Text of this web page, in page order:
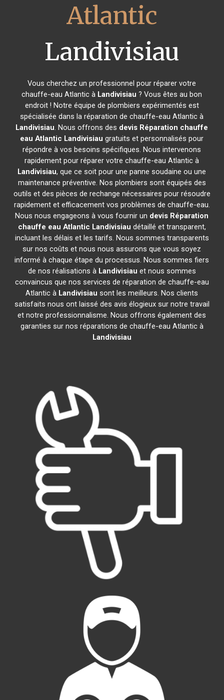
Atlantic
Landivisiau
Vous cherchez un professionnel pour réparer votre
chauffe-eau Atlantic à Landivisiau ? Vous êtes au bon
endroit ! Notre équipe de plombiers expérimentés est
spécialisée dans la réparation de chauffe-eau Atlantic à
Landivisiau. Nous offrons des devis Réparation chauffe
eau Atlantic Landivisiau gratuits et personnalisés pour
répondre à vos besoins spécifiques. Nous intervenons
rapidement pour réparer votre chauffe-eau Atlantic à
Landivisiau, que ce soit pour une panne soudaine ou une
maintenance préventive. Nos plombiers sont équipés des
outils et des pièces de rechange nécessaires pour résoudre
rapidement et efficacement vos problèmes de chauffe-eau.
Nous nous engageons à vous fournir un devis Réparation
chauffe eau Atlantic Landivisiau détaillé et transparent,
incluant les délais et les tarifs. Nous sommes transparents
sur nos coûts et nous nous assurons que vous soyez
informé à chaque étape du processus. Nous sommes fiers
de nos réalisations à Landivisiau et nous sommes
convaincus que nos services de réparation de chauffe-eau
Atlantic à Landivisiau sont les meilleurs. Nos clients
satisfaits nous ont laissé des avis élogieux sur notre travail
et notre professionnalisme. Nous offrons également des
garanties sur nos réparations de chauffe-eau Atlantic à
Landivisiau